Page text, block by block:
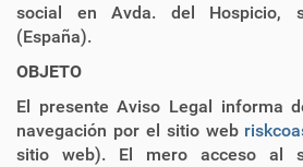
social en Avda. del Hospicio,
(España).
OBJETO
El presente Aviso Legal informa
navegación por el sitio web
sitio web). El mero acceso al